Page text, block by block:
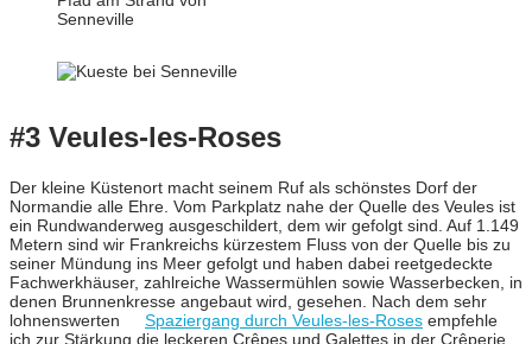
#3 Veules-les-Roses
Der kleine Küstenort macht seinem Ruf als schönstes Dorf der
Normandie alle Ehre. Vom Parkplatz nahe der Quelle des Veules ist
ein Rundwanderweg ausgeschildert, dem wir gefolgt sind. Auf 1.149
Metern sind wir Frankreichs kürzestem Fluss von der Quelle bis zu
seiner Mündung ins Meer gefolgt und haben dabei reetgedeckte
Fachwerkhäuser, zahlreiche Wassermühlen sowie Wasserbecken, in
denen Brunnenkresse angebaut wird, gesehen. Nach dem sehr
lohnenswerten
Spaziergang durch Veules-les-Roses empfehle
ich zur Stärkung die leckeren Crêpes und Galettes in der Crêperie